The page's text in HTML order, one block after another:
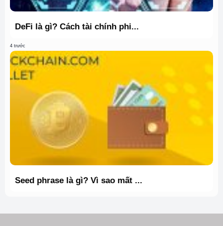
DeFi là gì? Cách tài chính phi...
4 trước
Seed phrase là gì? Vì sao mất ...